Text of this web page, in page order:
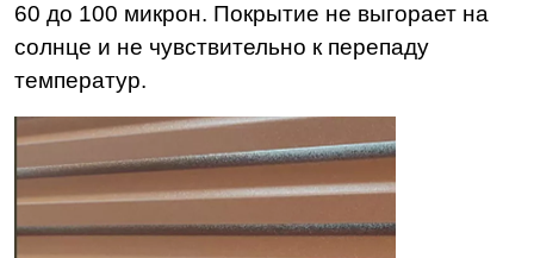
60 до 100 микрон. Покрытие не выгорает на
солнце и не чувствительно к перепаду
температур.